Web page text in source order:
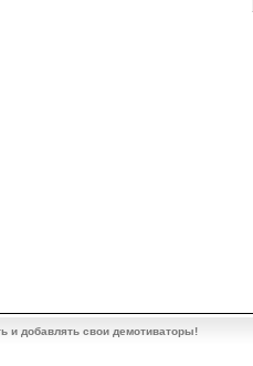
и добавлять свои демотиваторы!